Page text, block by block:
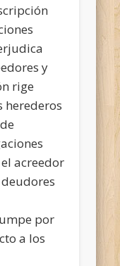
y
rige
herederos
acreedor
por
a los